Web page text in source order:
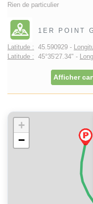
Rien de particulier
1ER POINT
Latitude : 45.590929 -
Latitude : 45°35'27.34" -
Afficher
+
−